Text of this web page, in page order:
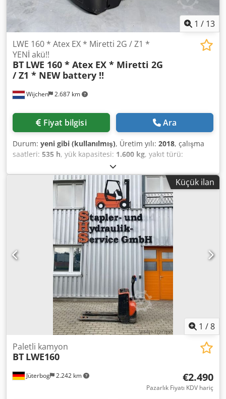
1 / 13
Wijchen 2.687 km
LWE 160 * Atex EX * Miretti 2G / Z1 *
YENİ akü!!
BT LWE 160 * Atex EX * Miretti 2G
/ Z1 * NEW battery !!
Fiyat bilgisi Ara
Durum: yeni gibi (kullanılmış), Üretim yılı: 2018, çalışma
saatleri: 535 h, yük kapasitesi: 1.600 kg, yakıt türü:
, Üretici + model: BT LWE 160 * EX * Miretti 2G /
Zone 1 * ID: 26061.2030 Kategori: Kullanılmış Çatallar: 1150
x 570 mm Kapasite: 1600 kg Yıl: 2018 Çalışma saati: 535
saat Akü: Komple YENİ * 24v / 225Ah * Üretim tarihi
04/2026 Dcedezq Um Repfx Ai Rjk Opsiyonlar: * EX *
MIRETTI E9098 Sistem / Sertifika = AR 17 ATEX 016 Gaz
grubu = IIB Tip = Kategori 2G (ZONE 1 ve 2'de kullanılabilir)
Sıcaklık sınıfı = T4 İsteğe bağlı olarak RAVAS tartım sistemi
ile donatılabilir!!!
Küçük ilan
1 /8
Jüterbog 2.242 km
Paletli kamyon
BT LWE160
€2.490
Pazarlık Fiyatı KDV hariç